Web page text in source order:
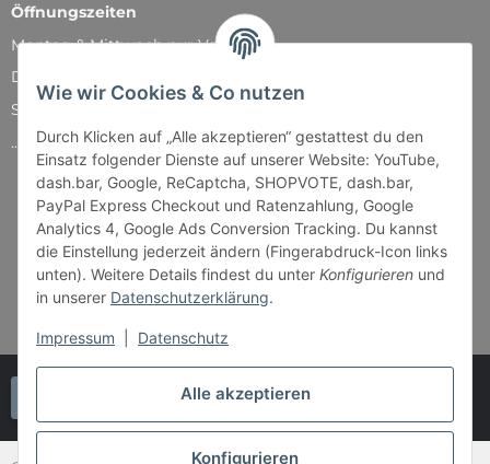
Alle akzeptieren
Konfigurieren
Wie wir Cookies & Co nutzen
Durch Klicken auf „Alle akzeptieren“ gestattest du den
Einsatz folgender Dienste auf unserer Website: YouTube,
dash.bar, Google, ReCaptcha, SHOPVOTE, dash.bar,
PayPal Express Checkout und Ratenzahlung, Google
Analytics 4, Google Ads Conversion Tracking. Du kannst
die Einstellung jederzeit ändern (Fingerabdruck-Icon links
unten). Weitere Details findest du unter Konfigurieren und
in unserer Datenschutzerklärung.
Impressum Datenschutz
Öffnungszeiten
Montag & Mittwoch nur Versand
Dienstag, Donnerstag und Freitag: 11:00 - 18:30 Uhr
Samstag: 11:00 - 14:00 Uhr
...und natürlich während unserer Events